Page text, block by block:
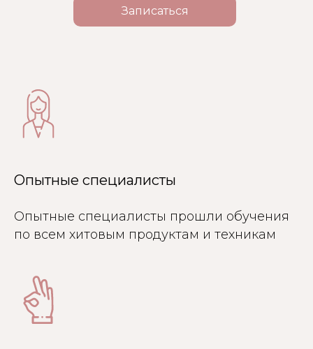
Записаться
Опытные специалисты
Опытные специалисты прошли обучения
по всем хитовым продуктам и техникам